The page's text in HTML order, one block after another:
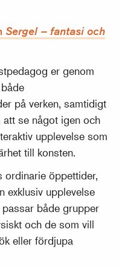
Sergel – fantasi och
er genom
på verken, samtidigt
se något igen och
upplevelse som
till konsten.
ordinarie öppettider,
exklusiv upplevelse
både grupper
och de som vill
eller fördjupa